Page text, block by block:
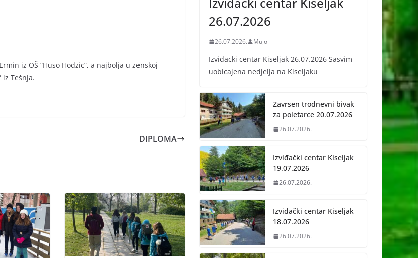
iz OŠ “Huso Hodzic”, a najbolja u zenskoj
iz Tešnja.
DIPLOMA
26.07.2026
26.07.2026. Mujo
Izvidacki centar Kiseljak 26.07.2026 Sasvim
uobicajena nedjelja na Kiseljaku
Zavrsen trodnevni bivak
za poletarce 20.07.2026
26.07.2026.
Izviđački centar Kiseljak
19.07.2026
26.07.2026.
Izviđački centar Kiseljak
18.07.2026
26.07.2026.